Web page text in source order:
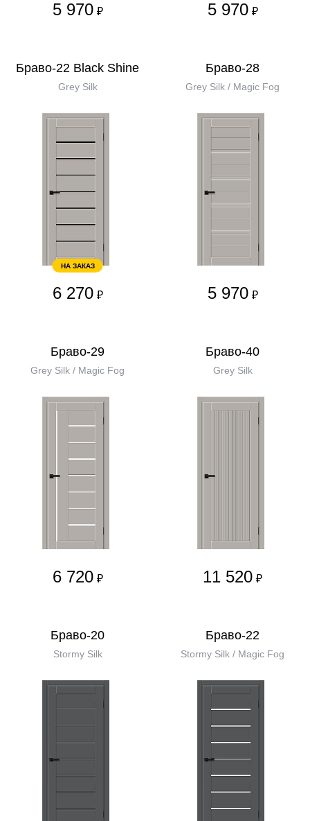
5 970 ₽ 5 970 ₽
Браво-22 Black Shine
Grey Silk
НА ЗАКАЗ
6 270 ₽
Браво-28
Grey Silk / Magic Fog
5 970 ₽
Браво-29
Grey Silk / Magic Fog
6 720 ₽
Браво-40
Grey Silk
11 520 ₽
Браво-20
Stormy Silk
Браво-22
Stormy Silk / Magic Fog